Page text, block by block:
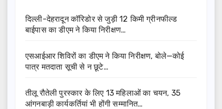
दिल्ली-देहरादून कॉरिडोर से जुड़ी 12 किमी ग्रीनफील्ड
बाईपास का डीएम ने किया निरीक्षण…
एसआईआर शिविरों का डीएम ने किया निरीक्षण, बोले—कोई
पात्र मतदाता सूची से न छूटे…
तीलू रौतेली पुरस्कार के लिए 13 महिलाओं का चयन, 35
आंगनबाड़ी कार्यकर्तियां भी होंगी सम्मानित…